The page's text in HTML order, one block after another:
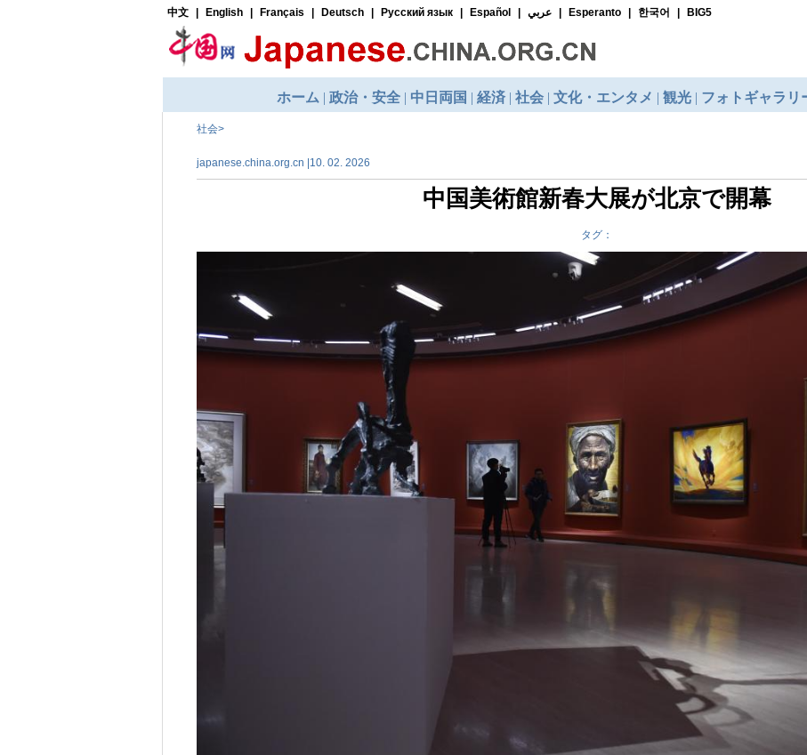
社会>
japanese.china.org.cn |10. 02. 2026
中国美術館新春大展が北京で開幕
タグ：